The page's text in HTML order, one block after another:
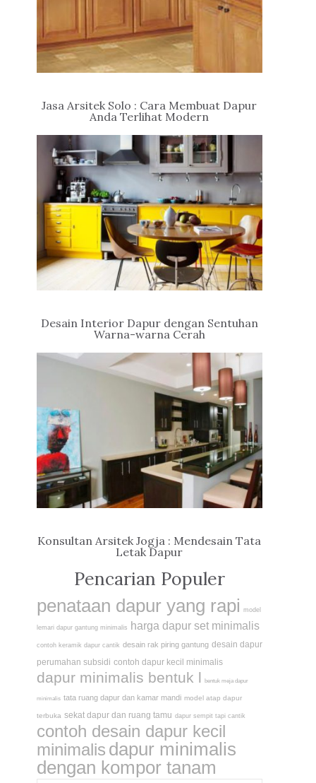
Jasa Arsitek Solo : Cara Membuat Dapur
Anda Terlihat Modern
Desain Interior Dapur dengan Sentuhan
Warna-warna Cerah
Konsultan Arsitek Jogja : Mendesain Tata
Letak Dapur
Pencarian Populer
penataan dapur yang rapi model
lemari dapur gantung minimalis harga dapur set minimalis
contoh keramik dapur cantik desain rak piring gantung desain dapur
perumahan subsidi contoh dapur kecil minimalis
dapur minimalis bentuk l bentuk meja dapur
minimalis tata ruang dapur dan kamar mandi model atap dapur
terbuka sekat dapur dan ruang tamu dapur sempit tapi cantik
contoh desain dapur kecil
minimalis dapur minimalis
dengan kompor tanam